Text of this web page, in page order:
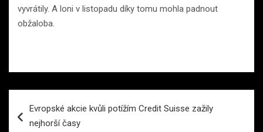
vyvrátily. A loni v listopadu díky tomu mohla padnout
obžaloba.
proEvropské akcie kvůli potížím Credit Suisse zažily
nejhorší časy